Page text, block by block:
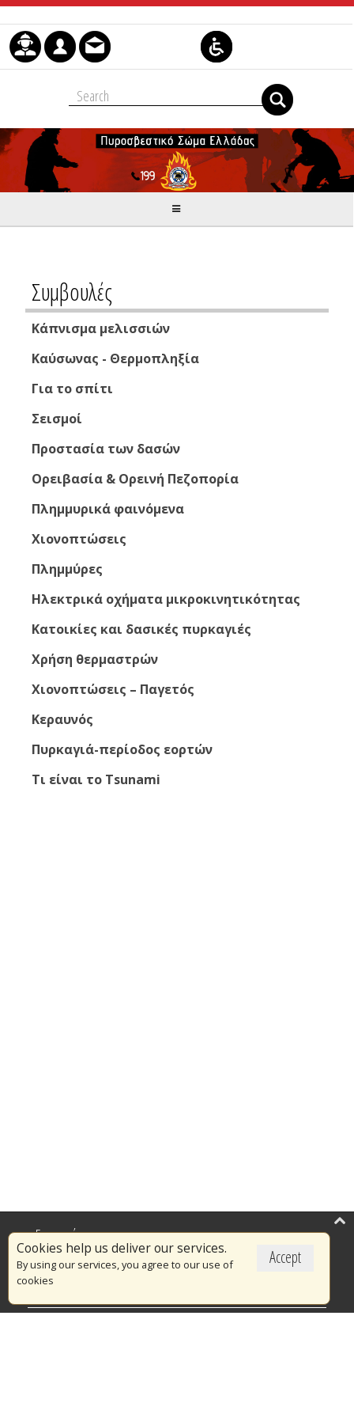
Skip to Content
Συμβουλές
Κάπνισμα μελισσιών
Καύσωνας - Θερμοπληξία
Για το σπίτι
Σεισμοί
Προστασία των δασών
Ορειβασία & Ορεινή Πεζοπορία
Πλημμυρικά φαινόμενα
Χιονοπτώσεις
Πλημμύρες
Ηλεκτρικά οχήματα μικροκινητικότητας
Κατοικίες και δασικές πυρκαγιές
Χρήση θερμαστρών
Χιονοπτώσεις – Παγετός
Κεραυνός
Πυρκαγιά-περίοδος εορτών
Τι είναι το Τsunami
Accept
Cookies help us deliver our services.
By using our services, you agree to our use of
cookies
Επικαιρότητα
Το Πυροσβεστικό Σώμα